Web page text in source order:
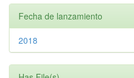
Fecha de lanzamiento
2018